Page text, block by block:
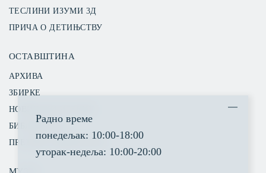
ТЕСЛИНИ ИЗУМИ 3Д
ПРИЧА О ДЕТИЊСТВУ
ОСТАВШТИНА
АРХИВА
ЗБИРКЕ
НОВИНСКИ ИСЕЧЦИ
БИБЛИОТЕКА
ПРЕТРАГА ИНВЕНТАРА
Радно време
понедељак: 10:00-18:00
уторак-недеља: 10:00-20:00